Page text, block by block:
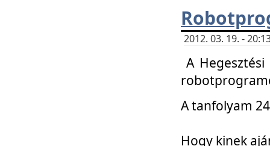
2012. 03. 19. -
A
A tanfolyam
Hogy kinek